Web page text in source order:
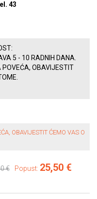
43
5 - 10 RADNIH DANA.
POVEĆA, OBAVIJESTIT
OBAVIJESTIT ĆEMO VAS O
€ Popust: 25,50 €